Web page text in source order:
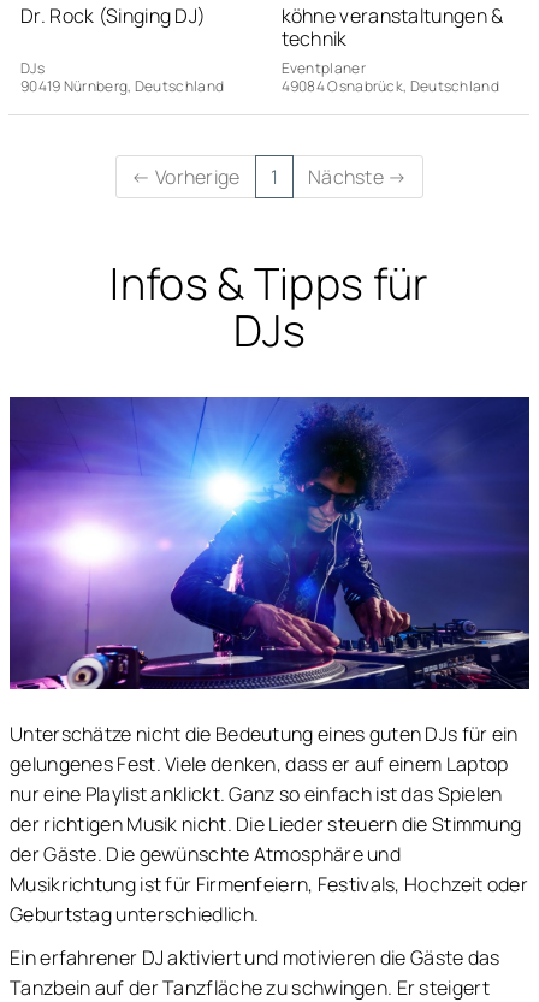
Dr. Rock (Singing DJ)
DJs
90419 Nürnberg, Deutschland
köhne veranstaltungen &
technik
Eventplaner
49084 Osnabrück, Deutschland
← Vorherige 1 (current)
Nächste →
Infos & Tipps für
DJs
Unterschätze nicht die Bedeutung eines guten DJs für ein
gelungenes Fest. Viele denken, dass er auf einem Laptop
nur eine Playlist anklickt. Ganz so einfach ist das Spielen
der richtigen Musik nicht. Die Lieder steuern die Stimmung
der Gäste. Die gewünschte Atmosphäre und
Musikrichtung ist für Firmenfeiern, Festivals, Hochzeit oder
Geburtstag unterschiedlich.
Ein erfahrener DJ aktiviert und motivieren die Gäste das
Tanzbein auf der Tanzfläche zu schwingen. Er steigert